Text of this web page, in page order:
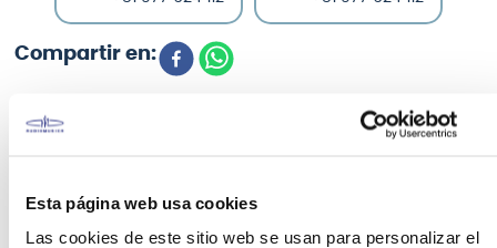
Esta página web usa cookies
Las cookies de este sitio web se usan para personalizar el
El clásico 5A, con una punta en forma de barril